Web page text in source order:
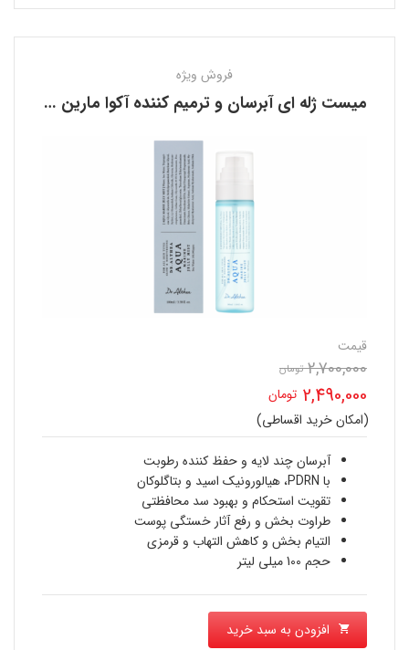
فروش ویژه
میست ژله‌ ای آبرسان و ترمیم کننده آکوا مارین دکتر آلتیا DR. ALTHEA
قیمت
2,700,000 تومان
اصلی
2,700,000 تومان
بود.
2,490,000 تومان
قیمت
فعلی
2,490,000 تومان
است.
(امکان خرید اقساطی)
آبرسان چند لایه و حفظ کننده رطوبت
با PDRN، هیالورونیک اسید و بتاگلوکان
تقویت استحکام و بهبود سد محافظتی
طراوت بخش و رفع آثار خستگی پوست
التیام بخش و کاهش التهاب و قرمزی
حجم 100 میلی لیتر
افزودن به سبد خرید